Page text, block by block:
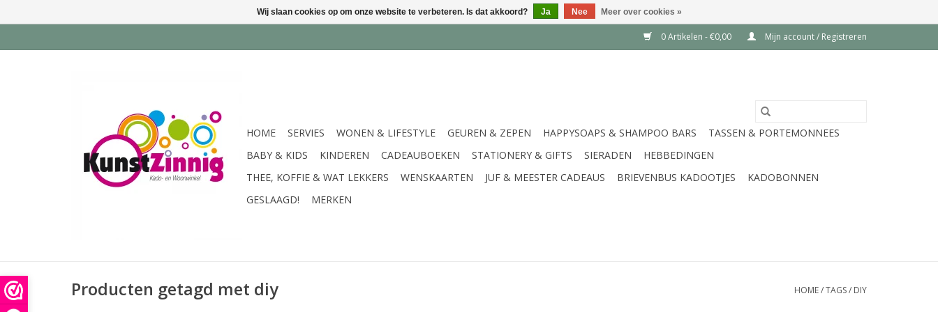
0 Artikelen - €0,00 Mijn account / Registreren
HOME SERVIES WONEN & LIFESTYLE GEUREN & ZEPEN HAPPYSOAPS & SHAMPOO BARS
TASSEN & PORTEMONNEES
BABY & KIDS
KINDEREN CADEAUBOEKEN STATIONERY & GIFTS SIERADEN
HEBBEDINGEN
THEE, KOFFIE & WAT LEKKERS
WENSKAARTEN JUF & MEESTER CADEAUS BRIEVENBUS KADOOTJES
KADOBONNEN
GESLAAGD!
MERKEN
Producten getagd met diy HOME/TAGS/ DIY
Wij slaan cookies op om onze website te verbeteren. Is dat akkoord? Ja Nee Meer over cookies »